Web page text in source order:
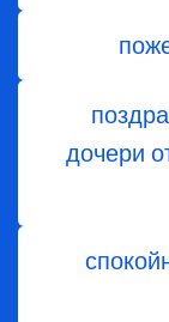
дочери